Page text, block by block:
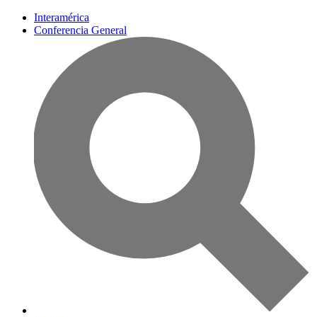
Interamérica
Conferencia General